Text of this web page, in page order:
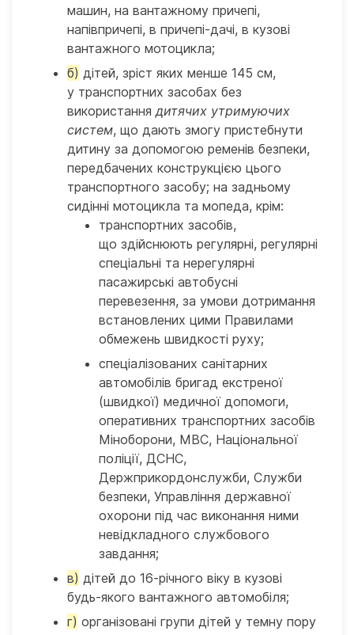
машин, на вантажному причепі,
напівпричепі, в причепі-дачі, в кузові
вантажного мотоцикла;
б) дітей, зріст яких менше 145 см,
у транспортних засобах без
використаннядитячих утримуючих
систем, що дають змогу пристебнути
дитину за допомогою ременів безпеки,
передбачених конструкцією цього
транспортного засобу; на задньому
сидінні мотоцикла та мопеда, крім:
транспортних засобів,
що здійснюють регулярні, регулярні
спеціальні та нерегулярні
пасажирські автобусні
перевезення, за умови дотримання
встановлених цими Правилами
обмежень швидкості руху;
спеціалізованих санітарних
автомобілів бригад екстреної
(швидкої) медичної допомоги,
оперативних транспортних засобів
Міноборони, МВС, Національної
поліції, ДСНС,
Держприкордонслужби, Служби
безпеки, Управління державної
охорони під час виконання ними
невідкладного службового
завдання;
в) дітей до 16-річного віку в кузові
будь-якого вантажного автомобіля;
г) організовані групи дітей у темну пору